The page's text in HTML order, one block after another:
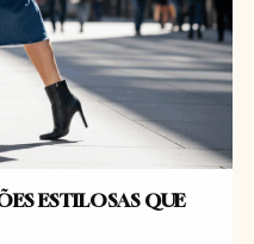
ESTILOSAS QUE